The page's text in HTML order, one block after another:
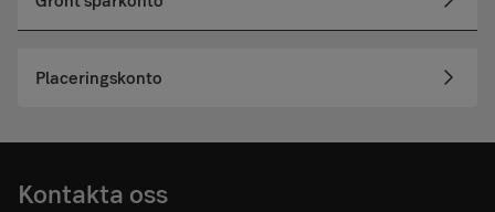
Placeringskonto
Kontakta oss